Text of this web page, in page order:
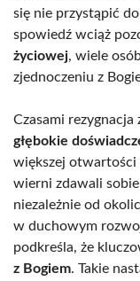
się nie przystąpić
spowiedź wciąż
życiowej, wiele
zjednoczeniu z
Czasami
głębokie
większej otwartości
wierni zdawali
niezależnie od
w duchowym
podkreśla, że
z Bogiem. Takie